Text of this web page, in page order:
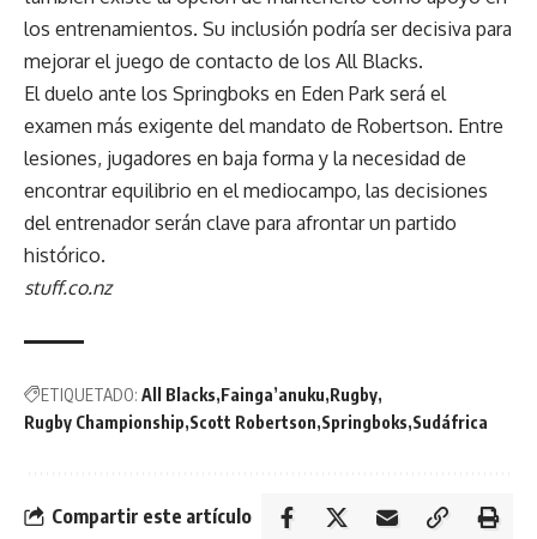
los entrenamientos. Su inclusión podría ser decisiva para
mejorar el juego de contacto de los All Blacks.
El duelo ante los Springboks en Eden Park será el
examen más exigente del mandato de Robertson. Entre
lesiones, jugadores en baja forma y la necesidad de
encontrar equilibrio en el mediocampo, las decisiones
del entrenador serán clave para afrontar un partido
histórico.
stuff.co.nz
ETIQUETADO: All Blacks Fainga’anuku Rugby
Rugby Championship Scott Robertson Springboks Sudáfrica
Compartir este artículo